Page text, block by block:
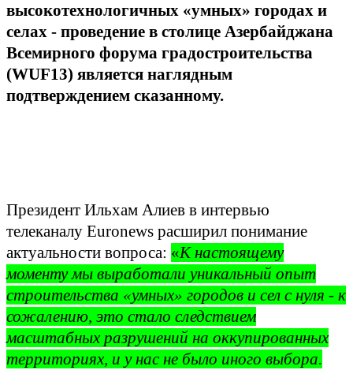
высокотехнологичных «умных» городах и
селах - проведение в столице Азербайджана
Всемирного форума градостроительства
(WUF13) является наглядным
подтверждением сказанному.
Президент Ильхам Алиев в интервью
телеканалу Euronews расширил понимание
актуальности вопроса: «К настоящему
моменту мы выработали уникальный опыт
строительства «умных» городов и сел с нуля - к
сожалению, это стало следствием
масштабных разрушений на оккупированных
территориях, и у нас не было иного выбора.